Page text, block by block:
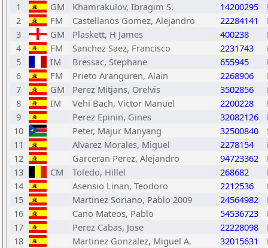
1
GM Khamrakulov, Ibragim S. 14200295
2
FM Castellanos Gomez, Alejandro 22284141
3
GM Plaskett, H James 400238
4
FM Sanchez Saez, Francisco 2231743
5
IM Bressac, Stephane 655945
6
FM Prieto Aranguren, Alain 2268906
7
GM Perez Mitjans, Orelvis 3502856
8
IM Vehi Bach, Victor Manuel 2200228
9
Perez Epinin, Gines 32082126
10
Peter, Majur Manyang 32500840
11
Alvarez Morales, Miguel 2278154
12
Garceran Perez, Alejandro 94723362
13
CM Toledo, Hillel 268682
14
Asensio Linan, Teodoro 2212536
15
Martinez Soriano, Pablo 2009 24564982
16
Cano Mateos, Pablo 54536723
17
Perez Cabas, Jose 22228098
18
Martinez Gonzalez, Miguel A. 32015631